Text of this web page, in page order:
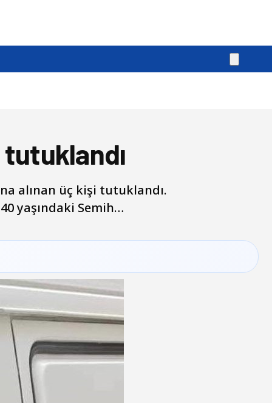
alınan üç kişi tutuklandı.
yaşındaki Semih…